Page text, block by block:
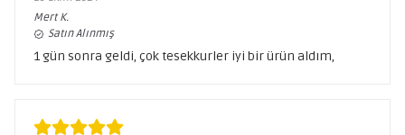
Mert K.
Satın Alınmış
1 gün sonra geldi, çok tesekkurler iyi bir ürün aldım,